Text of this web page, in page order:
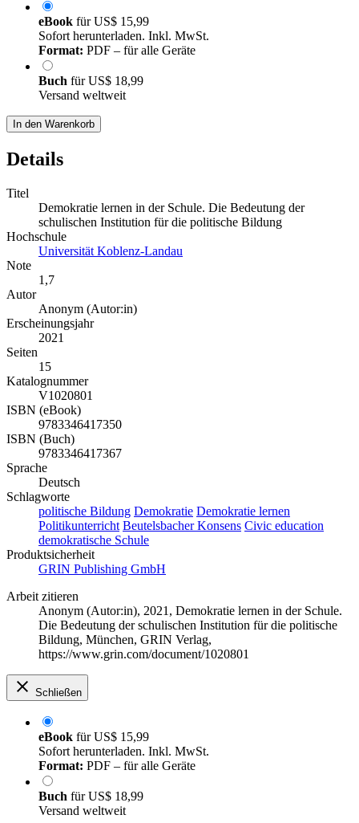
eBook fürUS$ 15,99
Sofort herunterladen. Inkl. MwSt.
Format: PDF – für alle Geräte
Buch fürUS$ 18,99
Versand weltweit
In den Warenkorb
Details
Titel
Demokratie lernen in der Schule. Die Bedeutung der
schulischen Institution für die politische Bildung
Hochschule
Universität Koblenz-Landau
Note
1,7
Autor
Anonym (Autor:in)
Erscheinungsjahr
2021
Seiten
15
Katalognummer
V1020801
ISBN (eBook)
9783346417350
ISBN (Buch)
9783346417367
Sprache
Deutsch
Schlagworte
politische Bildung Demokratie Demokratie lernen
Politikunterricht Beutelsbacher Konsens Civic education
demokratische Schule
Produktsicherheit
GRIN Publishing GmbH
Arbeit zitieren
Anonym (Autor:in), 2021, Demokratie lernen in der Schule.
Die Bedeutung der schulischen Institution für die politische
Bildung, München, GRIN Verlag,
https://www.grin.com/document/1020801
Schließen
eBook fürUS$ 15,99
Sofort herunterladen. Inkl. MwSt.
Format: PDF – für alle Geräte
Buch fürUS$ 18,99
Versand weltweit